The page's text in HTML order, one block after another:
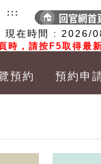
現在時間 : 2026/
時，請按F5取得最
:::
預約 預約申